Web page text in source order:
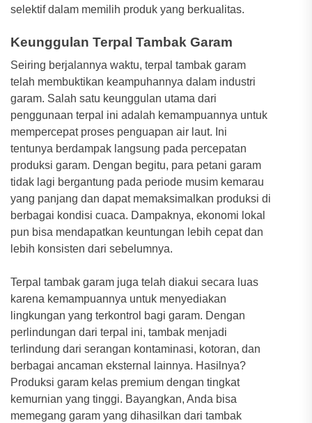
selektif dalam memilih produk yang berkualitas.
Keunggulan Terpal Tambak Garam
Seiring berjalannya waktu, terpal tambak garam
telah membuktikan keampuhannya dalam industri
garam. Salah satu keunggulan utama dari
penggunaan terpal ini adalah kemampuannya untuk
mempercepat proses penguapan air laut. Ini
tentunya berdampak langsung pada percepatan
produksi garam. Dengan begitu, para petani garam
tidak lagi bergantung pada periode musim kemarau
yang panjang dan dapat memaksimalkan produksi di
berbagai kondisi cuaca. Dampaknya, ekonomi lokal
pun bisa mendapatkan keuntungan lebih cepat dan
lebih konsisten dari sebelumnya.
Terpal tambak garam juga telah diakui secara luas
karena kemampuannya untuk menyediakan
lingkungan yang terkontrol bagi garam. Dengan
perlindungan dari terpal ini, tambak menjadi
terlindung dari serangan kontaminasi, kotoran, dan
berbagai ancaman eksternal lainnya. Hasilnya?
Produksi garam kelas premium dengan tingkat
kemurnian yang tinggi. Bayangkan, Anda bisa
memegang garam yang dihasilkan dari tambak